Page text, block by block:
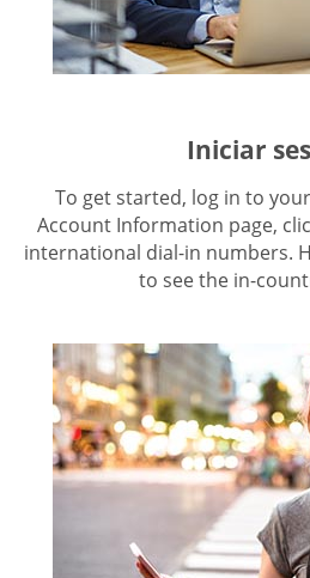
Iniciar
To get started, log in to
Account Information page,
international dial-in numbers.
to see the in-